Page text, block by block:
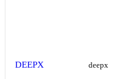
DEEPX deepx